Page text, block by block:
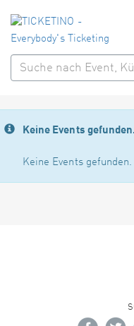
Keine Events
Keine Events gefunden.